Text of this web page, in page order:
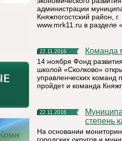
администрации
Княжпогостский район,
www.mrk11.ru в разделе
22.11.2016
14 ноября Фонд
школой «Сколково»
управленческих команд
пройдет и команда
22.11.2016
Муниципальному району «Княжпогостский» присвоена I
степень
На основании